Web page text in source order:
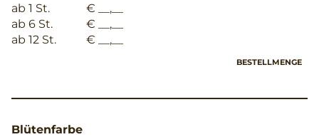
ab 1 St.
€ __,__
ab 6 St.
€ __,__
ab 12 St.
€ __,__
BESTELLMENGE
Blütenfarbe